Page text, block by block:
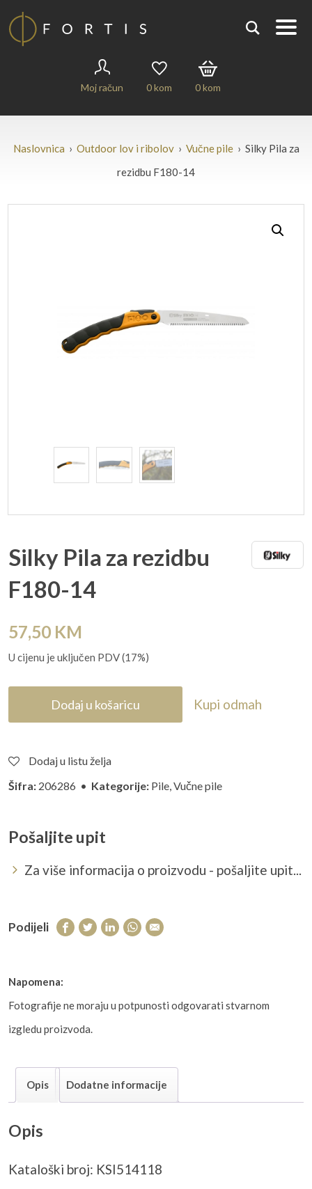
Moj račun 0kom 0kom
Naslovnica › Outdoor lov i ribolov› Vučne pile› Silky Pila za
rezidbu F180-14
Silky Pila za rezidbu
F180-14
57,50 KM
U cijenu je uključen PDV (17%)
Dodaj u košaricu Kupi odmah
Dodaj u listu želja
Šifra: 206286 • Kategorije: Pile Vučne pile
Pošaljite upit
Za više informacija o proizvodu - pošaljite upit...
Podijeli
Napomena:
Fotografije ne moraju u potpunosti odgovarati stvarnom
izgledu proizvoda.
Opis Dodatne informacije
Opis
Kataloški broj: KSI514118